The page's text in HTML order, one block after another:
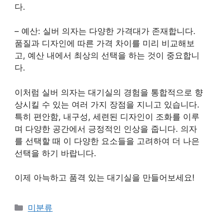
다.
– 예산: 실버 의자는 다양한 가격대가 존재합니다.
품질과 디자인에 따른 가격 차이를 미리 비교해보
고, 예산 내에서 최상의 선택을 하는 것이 중요합니
다.
이처럼 실버 의자는 대기실의 경험을 통합적으로 향
상시킬 수 있는 여러 가지 장점을 지니고 있습니다.
특히 편안함, 내구성, 세련된 디자인이 조화를 이루
며 다양한 공간에서 긍정적인 인상을 줍니다. 의자
를 선택할 때 이 다양한 요소들을 고려하여 더 나은
선택을 하기 바랍니다.
이제 아늑하고 품격 있는 대기실을 만들어보세요!
Categories
미분류